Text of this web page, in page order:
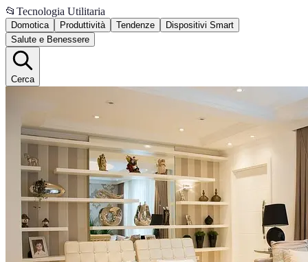
📂 Tecnologia Utilitaria
Domotica Produttività Tendenze
Dispositivi Smart
Salute e Benessere
Cerca